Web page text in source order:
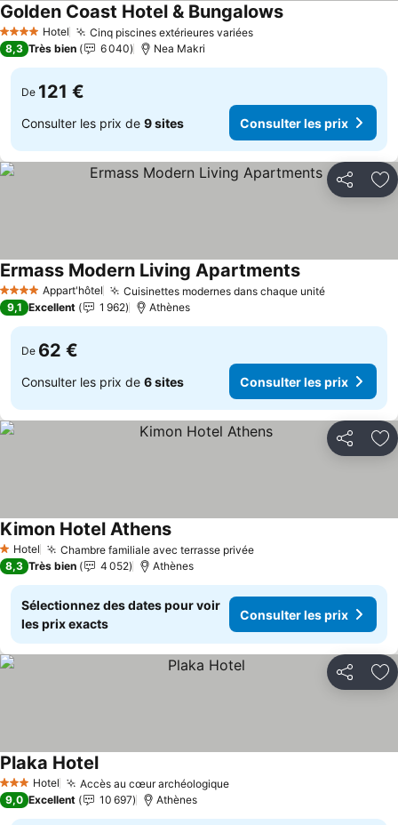
4 Étoiles Hotel Cinq piscines extérieures variées
Golden Coast Hotel & Bungalows
8,3 Très bien 6 040 Nea Makri
De 121 €
Consulter les prix de 9 sites Consulter les prix
Partager
4 Étoiles Appart'hôtel Cuisinettes modernes dans chaque unité
Ermass Modern Living Apartments
9,1 Excellent 1 962 Athènes
De 62 €
Consulter les prix de 6 sites Consulter les prix
Partager
1 Étoiles
Hotel Chambre familiale avec terrasse privée
Kimon Hotel Athens
8,3 Très bien 4 052 Athènes
Sélectionnez des dates pour voir
les prix exacts
Consulter les prix
Partager
3 ÉtoilesHotel Accès au cœur archéologique
Plaka Hotel
9,0 Excellent 10 697 Athènes